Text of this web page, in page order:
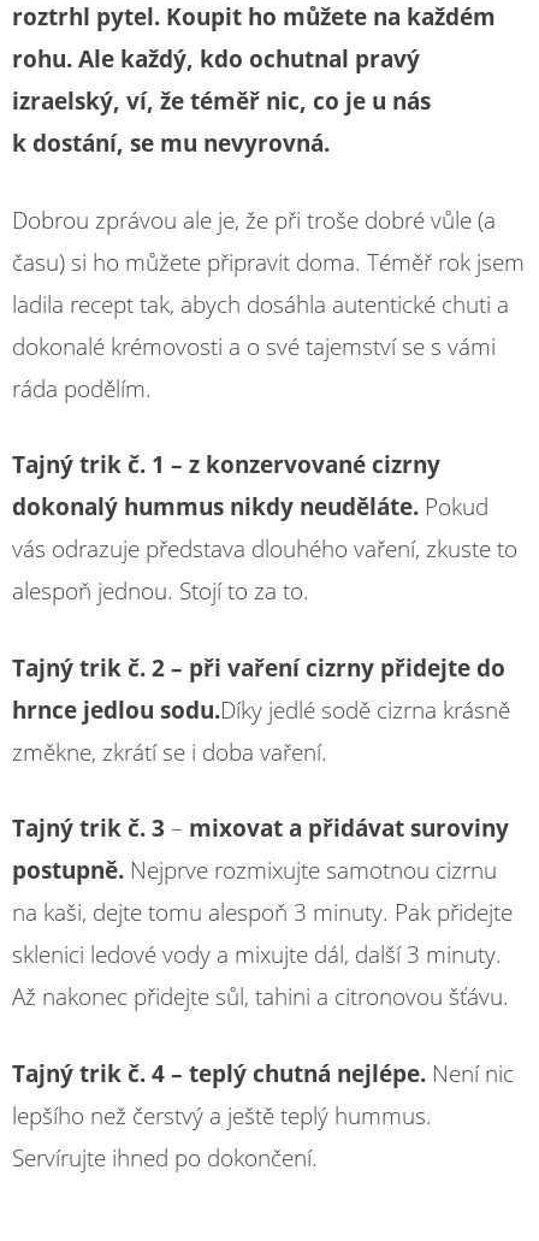
roztrhl pytel. Koupit ho můžete na každém
rohu. Ale každý, kdo ochutnal pravý
izraelský, ví, že téměř nic, co je u nás
k dostání, se mu nevyrovná.
Dobrou zprávou ale je, že při troše dobré vůle (a
času) si ho můžete připravit doma. Téměř rok jsem
ladila recept tak, abych dosáhla autentické chuti a
dokonalé krémovosti a o své tajemství se s vámi
ráda podělím.
Tajný trik č. 1 – z konzervované cizrny
dokonalý hummus nikdy neuděláte. Pokud
vás odrazuje představa dlouhého vaření, zkuste to
alespoň jednou. Stojí to za to.
Tajný trik č. 2 – při vaření cizrny přidejte do
hrnce jedlou sodu.Díky jedlé sodě cizrna krásně
změkne, zkrátí se i doba vaření.
Tajný trik č. 3 – mixovat a přidávat suroviny
postupně. Nejprve rozmixujte samotnou cizrnu
na kaši, dejte tomu alespoň 3 minuty. Pak přidejte
sklenici ledové vody a mixujte dál, další 3 minuty.
Až nakonec přidejte sůl, tahini a citronovou šťávu.
Tajný trik č. 4– teplý chutná nejlépe. Není nic
lepšího než čerstvý a ještě teplý hummus.
Servírujte ihned po dokončení.